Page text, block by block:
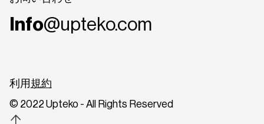
Info@upteko.com
利用 規約
© 2022 Upteko - All Rights Reserved